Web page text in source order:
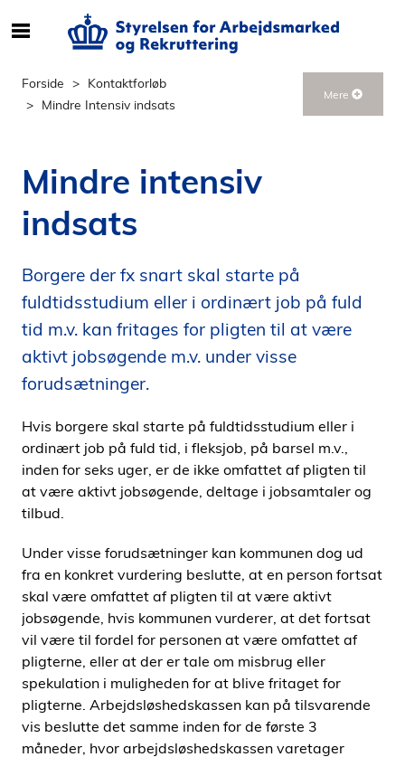
e
r
n
h
o
l
d
p
å
i
d
e
n
Forside
Kontaktforløb
Mindre Intensiv indsats
Mere
Mindre intensiv
indsats
Borgere der fx snart skal starte på
fuldtidsstudium eller i ordinært job på fuld
tid m.v. kan fritages for pligten til at være
aktivt jobsøgende m.v. under visse
forudsætninger.
Hvis borgere skal starte på fuldtidsstudium eller i
ordinært job på fuld tid, i fleksjob, på barsel m.v.,
inden for seks uger, er de ikke omfattet af pligten til
at være aktivt jobsøgende, deltage i jobsamtaler og
tilbud.
Under visse forudsætninger kan kommunen dog ud
fra en konkret vurdering beslutte, at en person fortsat
skal være omfattet af pligten til at være aktivt
jobsøgende, hvis kommunen vurderer, at det fortsat
vil være til fordel for personen at være omfattet af
pligterne, eller at der er tale om misbrug eller
spekulation i muligheden for at blive fritaget for
pligterne. Arbejdsløshedskassen kan på tilsvarende
vis beslutte det samme inden for de første 3
måneder, hvor arbejdsløshedskassen varetager